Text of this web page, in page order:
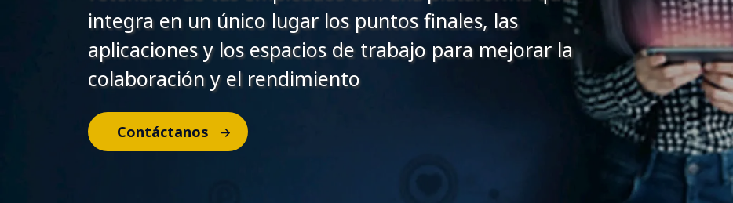
integra en un único lugar los puntos finales, las
aplicaciones y los espacios de trabajo para mejorar la
colaboración y el rendimiento
Contáctanos